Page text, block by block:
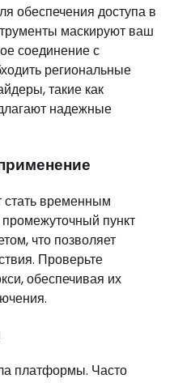
обеспечения доступа в
маскируют ваш
соединение с
региональные
такие как
надежные
временным
пункт
что позволяет
Проверьте
обеспечивая их
платформы. Часто